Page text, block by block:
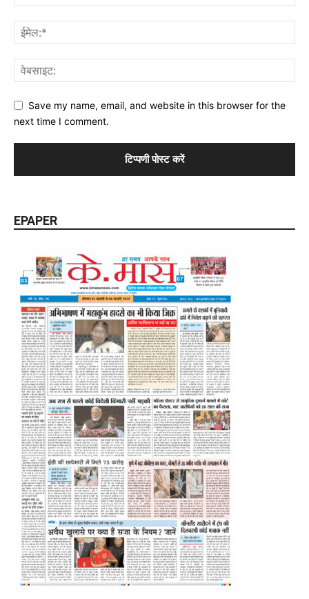
Save my name, email, and website in this browser for the
next time I comment.
EPAPER